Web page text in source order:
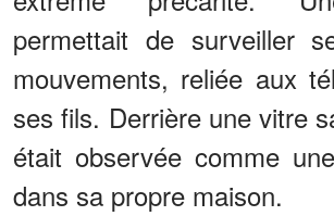
permettait de surveiller
mouvements, reliée aux
ses fils. Derrière une vitre
était observée comme
dans sa propre maison.